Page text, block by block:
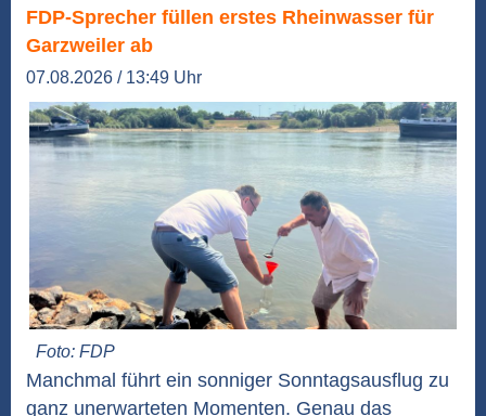
FDP-Sprecher füllen erstes Rheinwasser für
Garzweiler ab
07.08.2026 / 13:49 Uhr
Foto: FDP
Manchmal führt ein sonniger Sonntagsausflug zu
ganz unerwarteten Momenten. Genau das